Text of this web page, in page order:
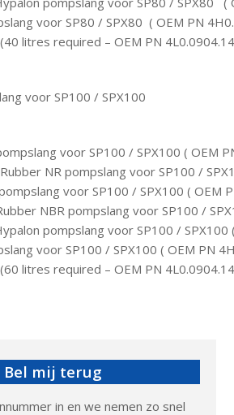
voor SP80 / SPX80 ( OEM PN
litres required – OEM PN
voor SP100 / SPX100
voor SP100 / SPX100 ( OEM
NR pompslang voor SP100 /
voor SP100 / SPX100 ( OEM
NBR pompslang voor SP100 /
pompslang voor SP100 /
voor SP100 / SPX100 ( OEM PN
litres required – OEM PN
Bel mij terug
in en we nemen zo snel